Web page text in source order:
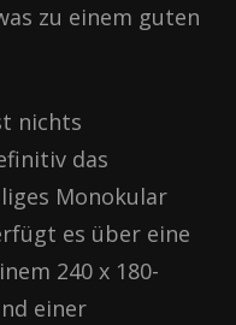
zu einem guten
nichts
das
Monokular
es über eine
240 x 180-
einer